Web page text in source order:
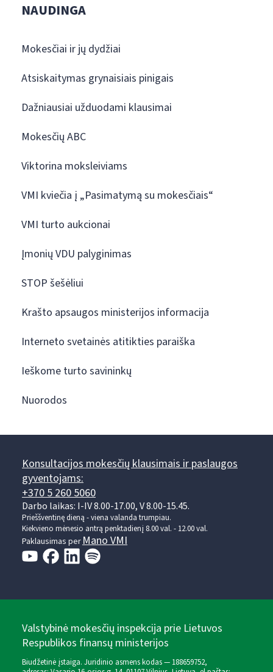
NAUDINGA
Mokesčiai ir jų dydžiai
Atsiskaitymas grynaisiais pinigais
Dažniausiai užduodami klausimai
Mokesčių ABC
Viktorina moksleiviams
VMI kviečia į „Pasimatymą su mokesčiais“
VMI turto aukcionai
Įmonių VDU palyginimas
STOP šešėliui
Krašto apsaugos ministerijos informacija
Interneto svetainės atitikties paraiška
Ieškome turto savininkų
Nuorodos
Konsultacijos mokesčių klausimais ir paslaugos
gyventojams:
+370 5 260 5060
Darbo laikas: I-IV 8.00-17.00, V 8.00-15.45.
Prieššventinę dieną - viena valanda trumpiau.
Kiekvieno mėnesio antrą penktadienį 8.00 val. - 12.00 val.
Paklausimas perMano VMI
Valstybinė mokesčių inspekcija prie Lietuvos
Respublikos finansų ministerijos
Biudžetinė įstaiga. Juridinio asmens kodas — 188659752,